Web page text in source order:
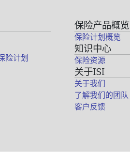
险计划
保险产品概览
保险计划概览
知识中心
保险资源
关于ISI
关于我们
了解我们的团队
客户反馈